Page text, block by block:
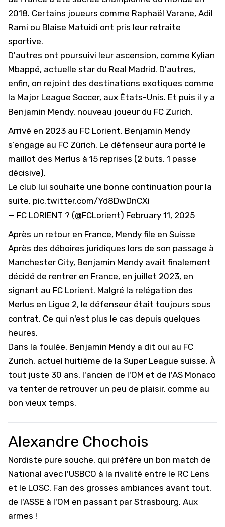
2018. Certains joueurs comme Raphaël Varane, Adil
Rami ou Blaise Matuidi ont pris leur retraite
sportive.
D'autres ont poursuivi leur ascension, comme Kylian
Mbappé, actuelle star du Real Madrid. D'autres,
enfin, on rejoint des destinations exotiques comme
la Major League Soccer, aux États-Unis. Et puis il y a
Benjamin Mendy, nouveau joueur du FC Zurich.
Arrivé en 2023 au FC Lorient, Benjamin Mendy
s’engage au FC Zürich. Le défenseur aura porté le
maillot des Merlus à 15 reprises (2 buts, 1 passe
décisive).
Le club lui souhaite une bonne continuation pour la
suite. pic.twitter.com/Yd8DwDnCXi
— FC LORIENT ? (@FCLorient) February 11, 2025
Après un retour en France, Mendy file en Suisse
Après des déboires juridiques lors de son passage à
Manchester City, Benjamin Mendy avait finalement
décidé de rentrer en France, en juillet 2023, en
signant au FC Lorient. Malgré la relégation des
Merlus en Ligue 2, le défenseur était toujours sous
contrat. Ce qui n'est plus le cas depuis quelques
heures.
Dans la foulée, Benjamin Mendy a dit oui au FC
Zurich, actuel huitième de la Super League suisse. À
tout juste 30 ans, l'ancien de l'OM et de l'AS Monaco
va tenter de retrouver un peu de plaisir, comme au
bon vieux temps.
Alexandre Chochois
Nordiste pure souche, qui préfère un bon match de
National avec l'USBCO à la rivalité entre le RC Lens
et le LOSC. Fan des grosses ambiances avant tout,
de l'ASSE à l'OM en passant par Strasbourg. Aux
armes !